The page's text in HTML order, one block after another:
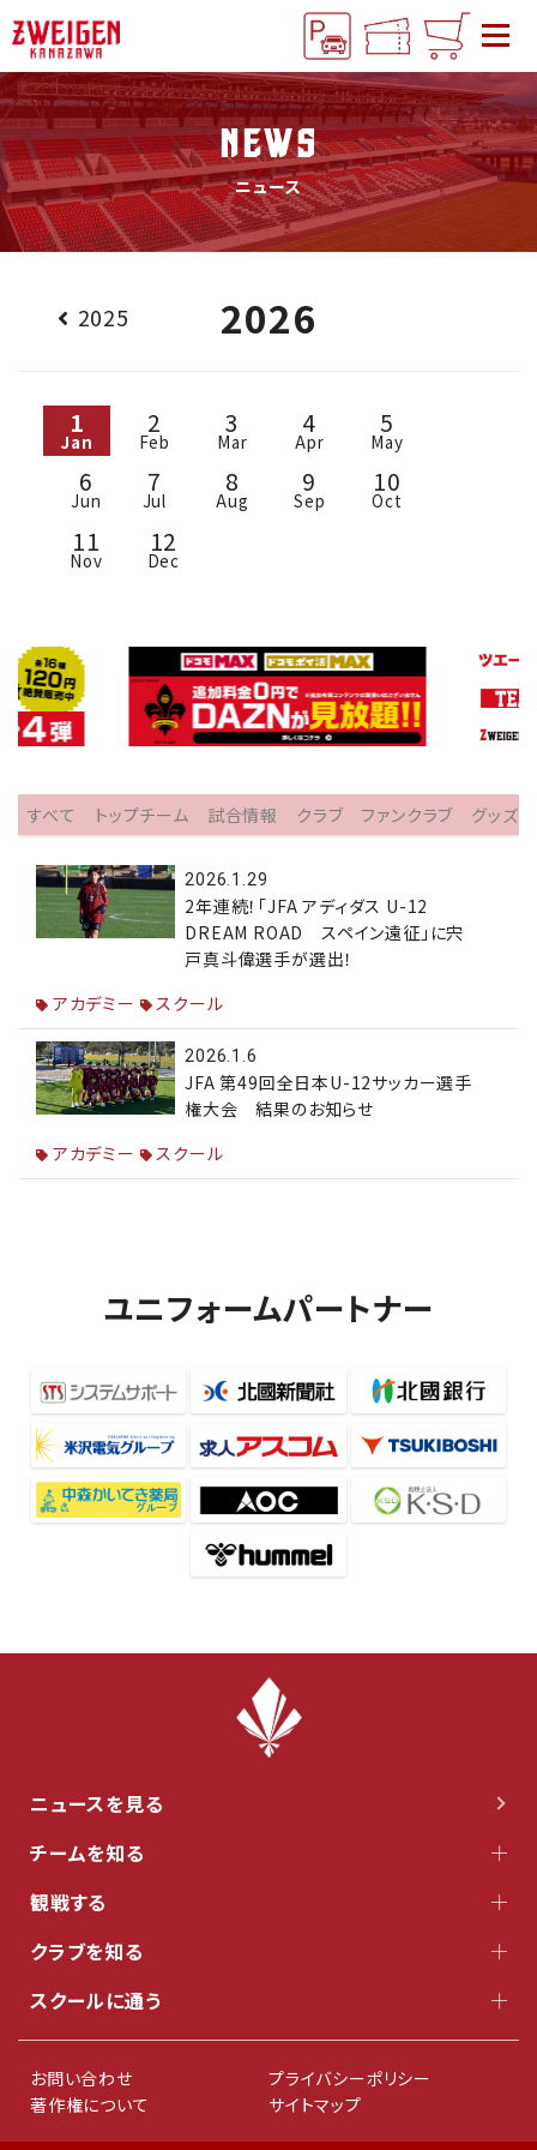
NEWS
ニュース
2025 2026
1
Jan
2
Feb
3
Mar
4
Apr
5
May
6
Jun
7
Jul
8
Aug
9
Sep
10
Oct
11
Nov
12
Dec
すべて トップチーム 試合情報 クラブ ファンクラブ グッズ
2026.1.29
2年連続！「JFA アディダス U-12
DREAM ROAD スペイン遠征」に宍
戸真斗偉選手が選出！
アカデミー
スクール
2026.1.6
JFA 第49回全日本U-12サッカー選手
権大会 結果のお知らせ
アカデミー
スクール
ユニフォームパートナー
ニュースを見る
チームを知る
観戦する
クラブを知る
スクールに通う
お問い合わせ
プライバシーポリシー
著作権について
サイトマップ